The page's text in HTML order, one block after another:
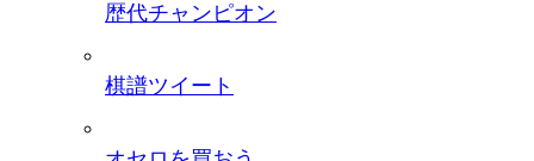
歴代チャンピオン
棋譜ツイート